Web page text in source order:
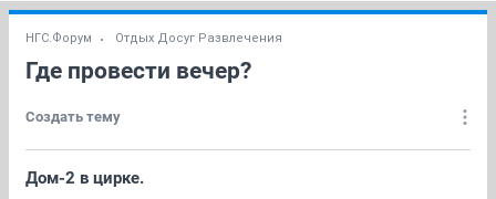
НГС.Форум Отдых Досуг Развлечения
Где провести вечер?
Создать тему
Дом-2 в цирке.